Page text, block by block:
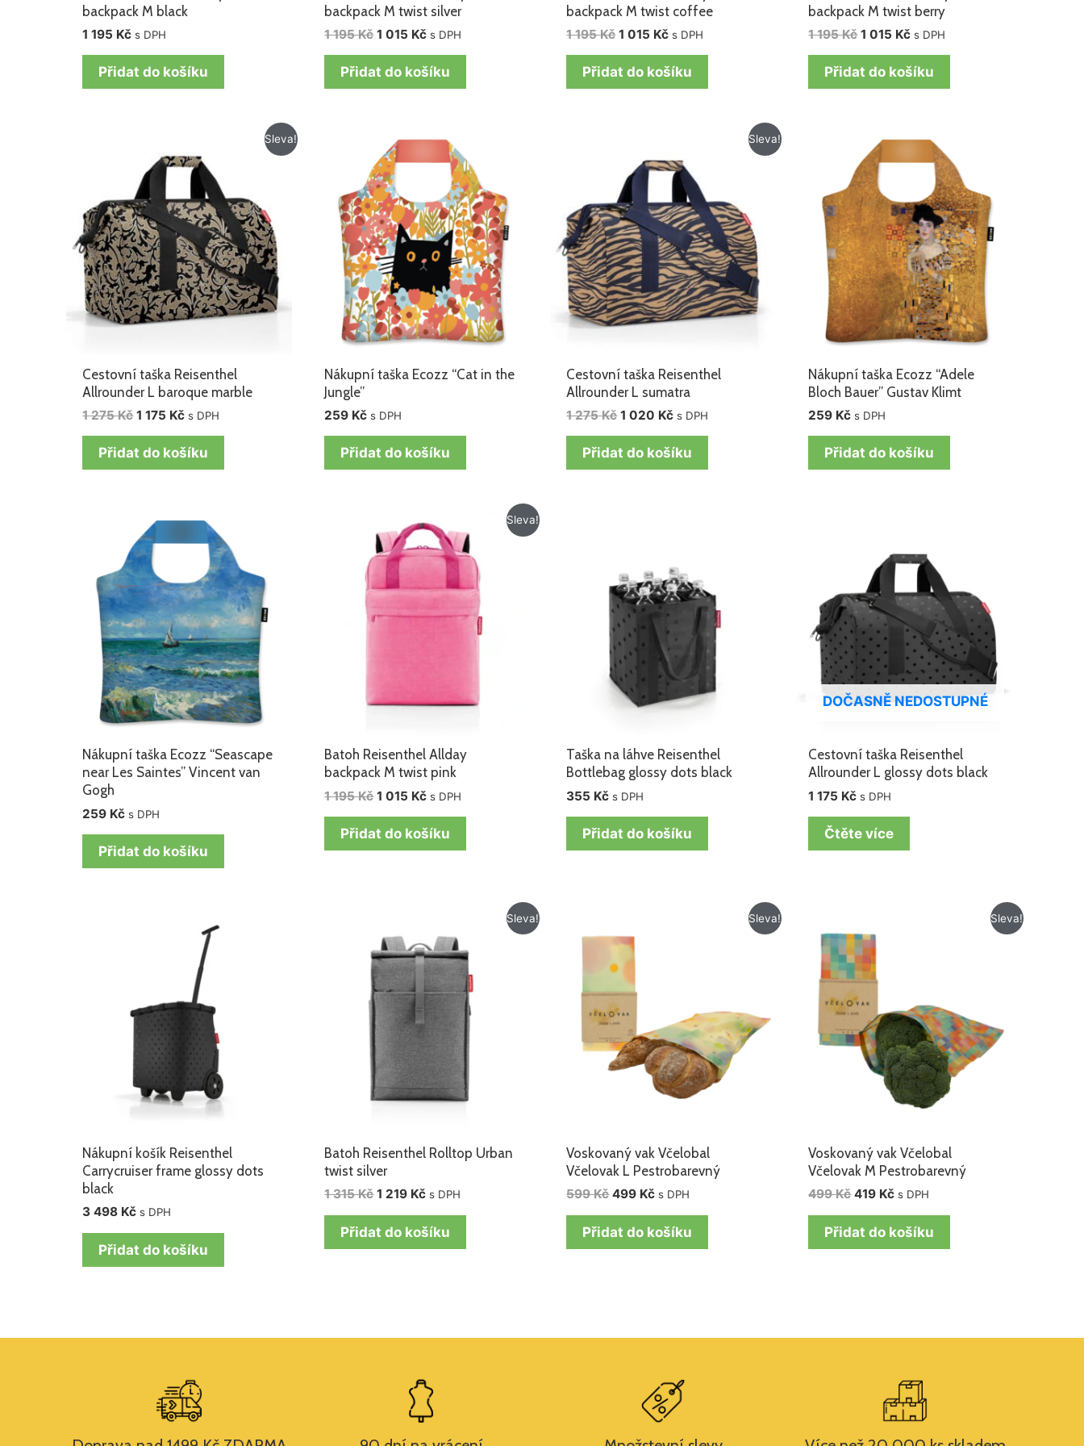
backpack M black
1 195 Kč s DPH
Přidat do košíku
backpack M twist silver
1 195Kč 1 015 Kč s DPH
Přidat do košíku
backpack M twist coffee
1 195Kč 1 015 Kč s DPH
Přidat do košíku
backpack M twist berry
1 195Kč 1 015 Kč s DPH
Přidat do košíku
Sleva!
Cestovní taška Reisenthel
Allrounder L baroque marble
1 275Kč
byla:
1
275 Kč.
1 175 Kč
je:
1
175 Kč.
s DPH
Přidat do košíku
Nákupní taška Ecozz “Cat in the
Jungle”
259 Kč s DPH
Přidat do košíku
Sleva!
Cestovní taška Reisenthel
Allrounder L sumatra
1 275Kč
byla:
1
275 Kč.
1 020 Kč
je:
1
020 Kč.
s DPH
Přidat do košíku
Nákupní taška Ecozz “Adele
Bloch Bauer” Gustav Klimt
259 Kč s DPH
Přidat do košíku
Nákupní taška Ecozz “Seascape
near Les Saintes” Vincent van
Gogh
259 Kč s DPH
Přidat do košíku
Sleva!
Batoh Reisenthel Allday
backpack M twist pink
1 195Kč
cena
byla:
1
195 Kč.
1 015 Kč
cena
je:
1
015 Kč.
s DPH
Přidat do košíku
Taška na láhve Reisenthel
Bottlebag glossy dots black
355 Kč s DPH
Přidat do košíku
DOČASNĚ NEDOSTUPNÉ
Cestovní taška Reisenthel
Allrounder L glossy dots black
1 175 Kč s DPH
Čtěte více
Nákupní košík Reisenthel
Carrycruiser frame glossy dots
black
3 498 Kč s DPH
Přidat do košíku
Sleva!
Batoh Reisenthel Rolltop Urban
twist silver
1 315Kč
byla:
1
315 Kč.
1 219 Kč
je:
1
219 Kč.
s DPH
Přidat do košíku
Sleva!
Voskovaný vak Včelobal
Včelovak L Pestrobarevný
599Kč
byla:
599 Kč.
499 Kč s DPH
Přidat do košíku
Sleva!
Voskovaný vak Včelobal
Včelovak M Pestrobarevný
499Kč
byla:
499 Kč.
419 Kč s DPH
Přidat do košíku